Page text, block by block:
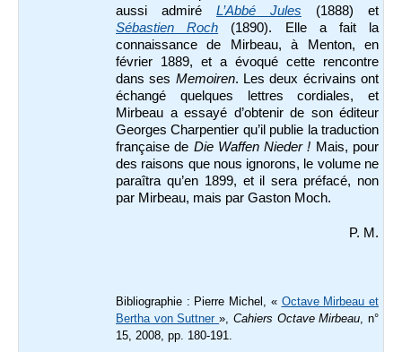
aussi admiré L’Abbé Jules
(1888) et
Sébastien Roch
(1890). Elle a fait la
connaissance de Mirbeau, à Menton, en
février 1889, et a évoqué cette rencontre
dans ses Memoiren. Les deux écrivains ont
échangé quelques lettres cordiales, et
Mirbeau a essayé d’obtenir de son éditeur
Georges Charpentier qu’il publie la traduction
française de Die Waffen Nieder ! Mais, pour
des raisons que nous ignorons, le volume ne
paraîtra qu’en 1899, et il sera préfacé, non
par Mirbeau, mais par Gaston Moch.
P. M.
Bibliographie : Pierre Michel, « Octave Mirbeau et
Bertha von Suttner», Cahiers Octave Mirbeau, n°
15, 2008, pp. 180-191.